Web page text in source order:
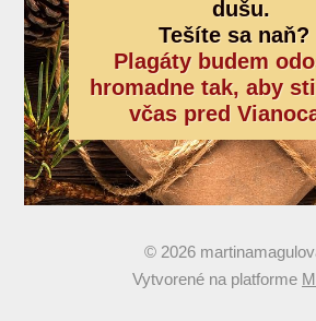
dušu.
Tešíte sa naň?
Plagáty budem
hromadne tak, aby
včas pred
© 2026
Vytvorené na platforme